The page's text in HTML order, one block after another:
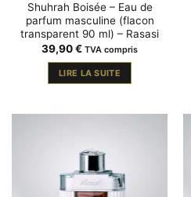
Shuhrah Boisée – Eau de
parfum masculine (flacon
transparent 90 ml) – Rasasi
39,90€ TVA compris
LIRE LA SUITE